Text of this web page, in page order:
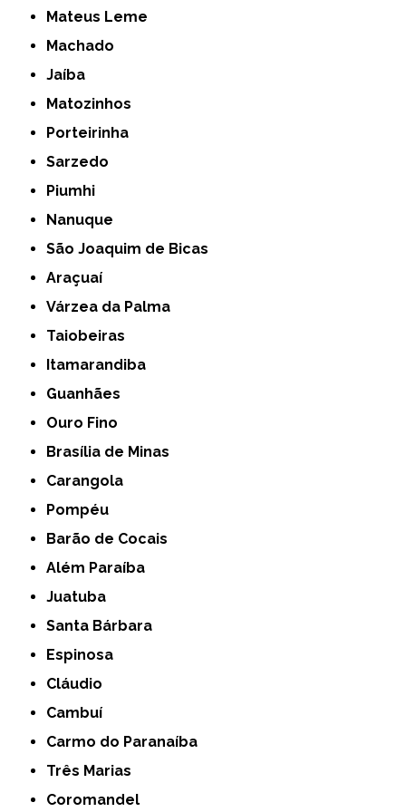
Mateus Leme
Machado
Jaíba
Matozinhos
Porteirinha
Sarzedo
Piumhi
Nanuque
São Joaquim de Bicas
Araçuaí
Várzea da Palma
Taiobeiras
Itamarandiba
Guanhães
Ouro Fino
Brasília de Minas
Carangola
Pompéu
Barão de Cocais
Além Paraíba
Juatuba
Santa Bárbara
Espinosa
Cláudio
Cambuí
Carmo do Paranaíba
Três Marias
Coromandel